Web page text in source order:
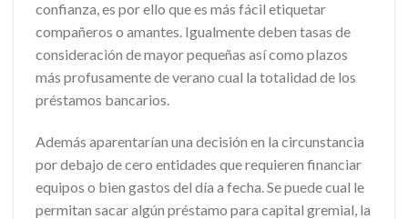
confianza, es por ello que es más fácil etiquetar
compañeros o amantes. Igualmente deben tasas de
consideración de mayor pequeñas así­ como plazos
más profusamente de verano cual la totalidad de los
préstamos bancarios.
Además aparentarían una decisión en la circunstancia
por debajo de cero entidades que requieren financiar
equipos o bien gastos del día a fecha. Se puede cual le
permitan sacar algún préstamo para capital gremial, la